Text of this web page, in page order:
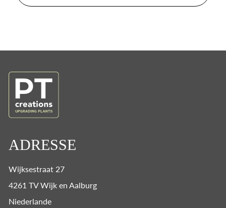
ADRESSE
Wijksestraat 27
4261 TV Wijk en Aalburg
Niederlande